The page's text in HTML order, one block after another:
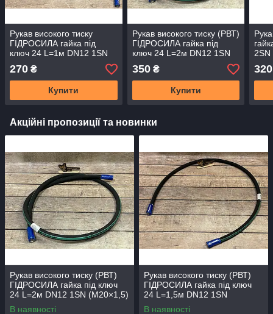
Рукав високого тиску
ГІДРОСИЛА гайка під
ключ 24 L=1м DN12 1SN
(М20×1,5)
270 ₴
Купити
Рукав високого тиску (РВТ)
ГІДРОСИЛА гайка під
ключ 24 L=2м DN12 1SN
(М20×1,5)
350₴
Купити
Flex
320
Акційні пропозиції та новинки
Рукав високого тиску (РВТ)
ГІДРОСИЛА гайка під ключ
24 L=2м DN12 1SN (М20×1,5)
В наявності
Рукав високого тиску (РВТ)
ГІДРОСИЛА гайка під ключ
24 L=1,5м DN12 1SN
(М20×1,5)
В наявності